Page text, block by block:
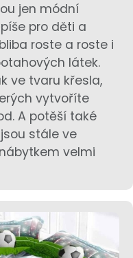
jen módní
pro děti a
roste a roste i
látek.
ve tvaru křesla,
vytvoříte
A potěší také
stále ve
velmi